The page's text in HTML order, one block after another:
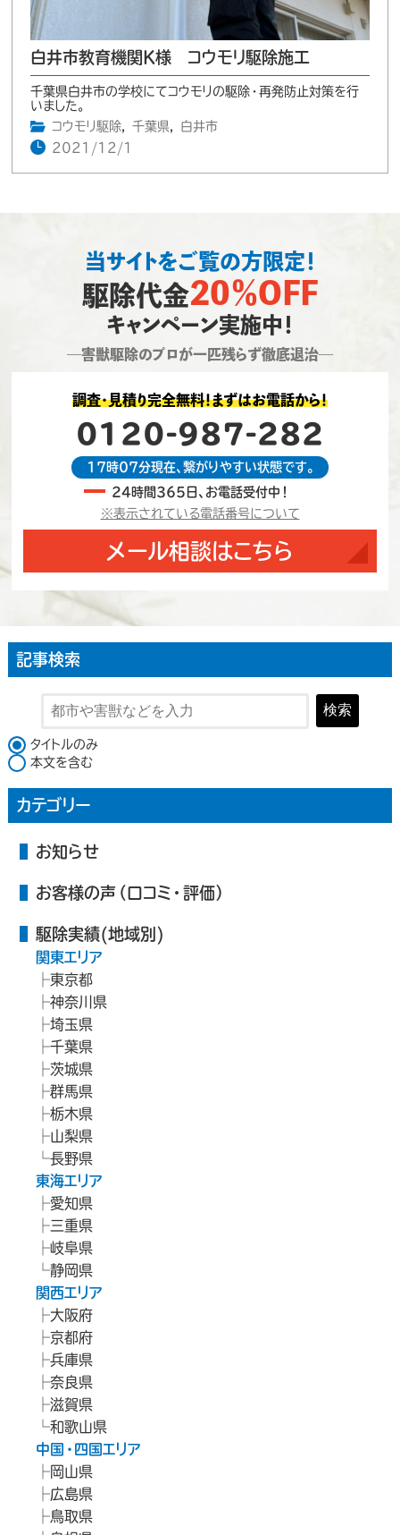
白井市教育機関K様 コウモリ駆除施工
千葉県白井市の学校にてコウモリの駆除・再発防止対策を行
いました。
コウモリ駆除, 千葉県,
白井市
2021/12/1
当サイトをご覧の方限定！
駆除代金20％OFF
キャンペーン実施中！
―害獣駆除のプロが一匹残らず徹底退治―
調査・見積り完全無料！まずはお電話から！
0120-987-282
17時07分現在、繋がりやすい状態です。
24時間365日、お電話受付中！
※表示されている電話番号について
メール相談はこちら
記事検索
検索
検索対象
タイトルのみ
本文を含む
カテゴリー
お知らせ
お客様の声（口コミ・評価）
駆除実績(地域別)
関東エリア
東京都
神奈川県
埼玉県
千葉県
茨城県
群馬県
栃木県
山梨県
長野県
東海エリア
愛知県
三重県
岐阜県
静岡県
関西エリア
大阪府
京都府
兵庫県
奈良県
滋賀県
和歌山県
中国・四国エリア
岡山県
広島県
鳥取県